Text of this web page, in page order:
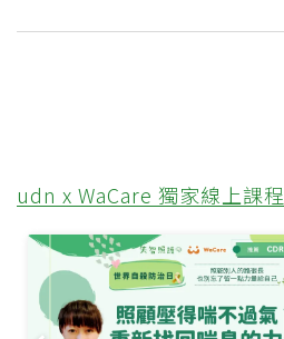
udn x WaCare 獨家線上課程